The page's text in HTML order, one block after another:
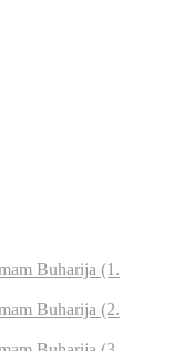
Buharija (1.
Buharija (2.